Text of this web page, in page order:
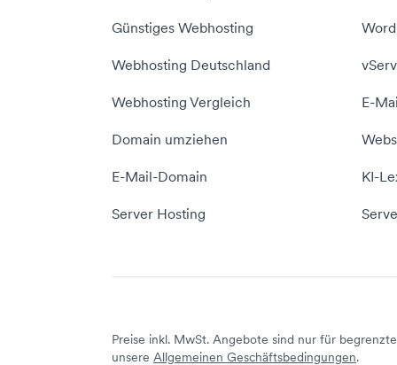
Günstiges Webhosting
Webhosting Deutschland
Webhosting Vergleich
Domain umziehen
E-Mail-Domain
Server Hosting
E-
KI-
Preise inkl. MwSt. Angebote sind nur für
unsere Allgemeinen Geschäftsbedingungen.